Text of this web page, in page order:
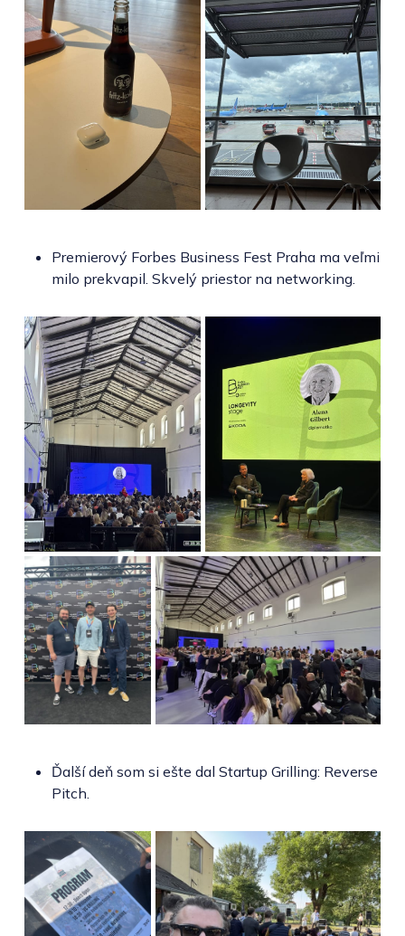
Premierový Forbes Business Fest Praha ma veľmi
milo prekvapil. Skvelý priestor na networking.
Ďalší deň som si ešte dal Startup Grilling: Reverse
Pitch.